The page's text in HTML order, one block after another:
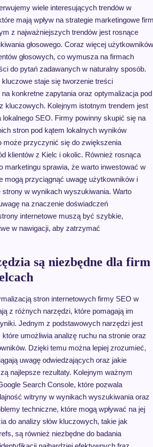
wiele interesujących trendów w
mają wpływ na strategie marketingowe
z najważniejszych trendów jest rosnące
głosowego. Coraz więcej użytkowników
głosowych, co wymusza na firmach
do pytań zadawanych w naturalny sposób.
staje się tworzenie treści
konkretne zapytania oraz optymalizacja pod
kluczowych. Kolejnym istotnym trendem jest
SEO. Firmy powinny skupić się na
stron pod kątem lokalnych wyników
może przyczynić się do zwiększenia
klientów z Kielc i okolic. Również rosnąca
marketingu sprawia, że warto inwestować w
mogą przyciągnąć uwagę użytkowników i
strony w wynikach wyszukiwania. Warto
na znaczenie doświadczeń
internetowe muszą być szybkie,
w nawigacji, aby zatrzymać
są niezbędne dla firm
stron internetowych firmy SEO w
z różnych narzędzi, które pomagają im
Jednym z podstawowych narzędzi jest
umożliwia analizę ruchu na stronie oraz
Dzięki temu można lepiej zrozumieć,
uwagę odwiedzających oraz jakie
najlepsze rezultaty. Kolejnym ważnym
Search Console, które pozwala
witryny w wynikach wyszukiwania oraz
techniczne, które mogą wpływać na jej
do analizy słów kluczowych, takie jak
są również niezbędne do badania